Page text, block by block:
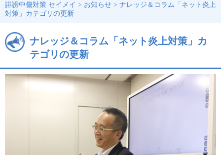
誹謗中傷対策 セイメイ > お知らせ > ナレッジ＆コラム「ネット炎上
対策」カテゴリの更新
ナレッジ＆コラム「ネット炎上対策」カ
テゴリの更新